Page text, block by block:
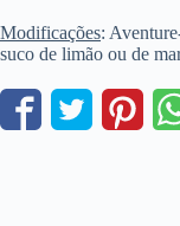
Modificações:
suco de limão ou de